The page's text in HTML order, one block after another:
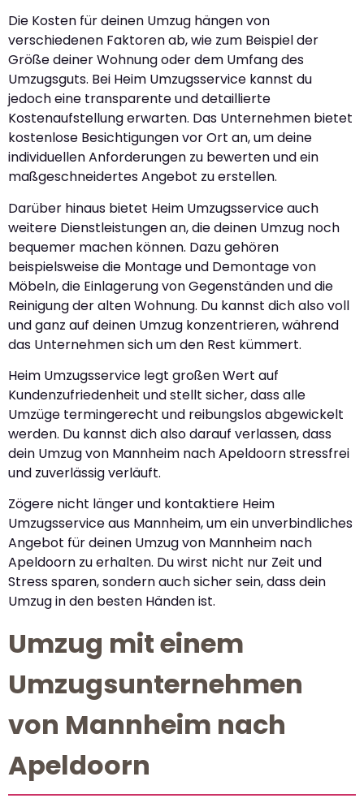
Die Kosten für deinen Umzug hängen von
verschiedenen Faktoren ab, wie zum Beispiel der
Größe deiner Wohnung oder dem Umfang des
Umzugsguts. Bei Heim Umzugsservice kannst du
jedoch eine transparente und detaillierte
Kostenaufstellung erwarten. Das Unternehmen bietet
kostenlose Besichtigungen vor Ort an, um deine
individuellen Anforderungen zu bewerten und ein
maßgeschneidertes Angebot zu erstellen.
Darüber hinaus bietet Heim Umzugsservice auch
weitere Dienstleistungen an, die deinen Umzug noch
bequemer machen können. Dazu gehören
beispielsweise die Montage und Demontage von
Möbeln, die Einlagerung von Gegenständen und die
Reinigung der alten Wohnung. Du kannst dich also voll
und ganz auf deinen Umzug konzentrieren, während
das Unternehmen sich um den Rest kümmert.
Heim Umzugsservice legt großen Wert auf
Kundenzufriedenheit und stellt sicher, dass alle
Umzüge termingerecht und reibungslos abgewickelt
werden. Du kannst dich also darauf verlassen, dass
dein Umzug von Mannheim nach Apeldoorn stressfrei
und zuverlässig verläuft.
Zögere nicht länger und kontaktiere Heim
Umzugsservice aus Mannheim, um ein unverbindliches
Angebot für deinen Umzug von Mannheim nach
Apeldoorn zu erhalten. Du wirst nicht nur Zeit und
Stress sparen, sondern auch sicher sein, dass dein
Umzug in den besten Händen ist.
Umzug mit einem
Umzugsunternehmen
von Mannheim nach
Apeldoorn